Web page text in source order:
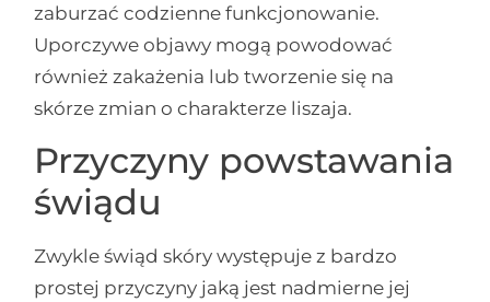
zaburzać codzienne funkcjonowanie.
Uporczywe objawy mogą powodować
również zakażenia lub tworzenie się na
skórze zmian o charakterze liszaja.
Przyczyny powstawania
świądu
Zwykle świąd skóry występuje z bardzo
prostej przyczyny jaką jest nadmierne jej